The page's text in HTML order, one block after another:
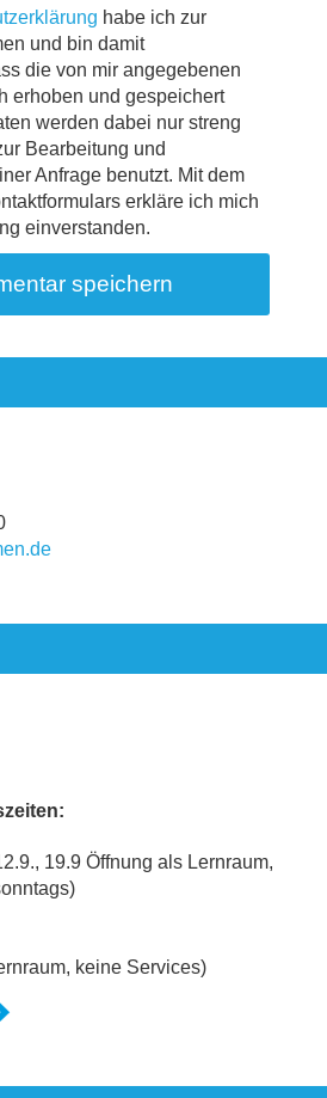
habe ich zur
und bin damit
die von mir angegebenen
erhoben und gespeichert
werden dabei nur streng
Bearbeitung und
Anfrage benutzt. Mit dem
erkläre ich mich
einverstanden.
19.9 Öffnung als Lernraum,
keine Services)